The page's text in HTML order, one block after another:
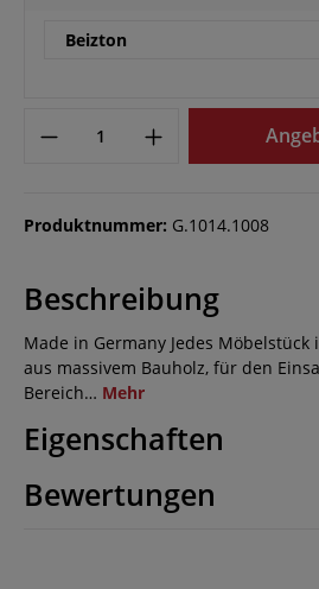
Beizton
Produktnummer: G.1014.1008
Beschreibung
Made in Germany Jedes
aus massivem Bauholz, für den
Bereich… Mehr
Eigenschaften
Bewertungen